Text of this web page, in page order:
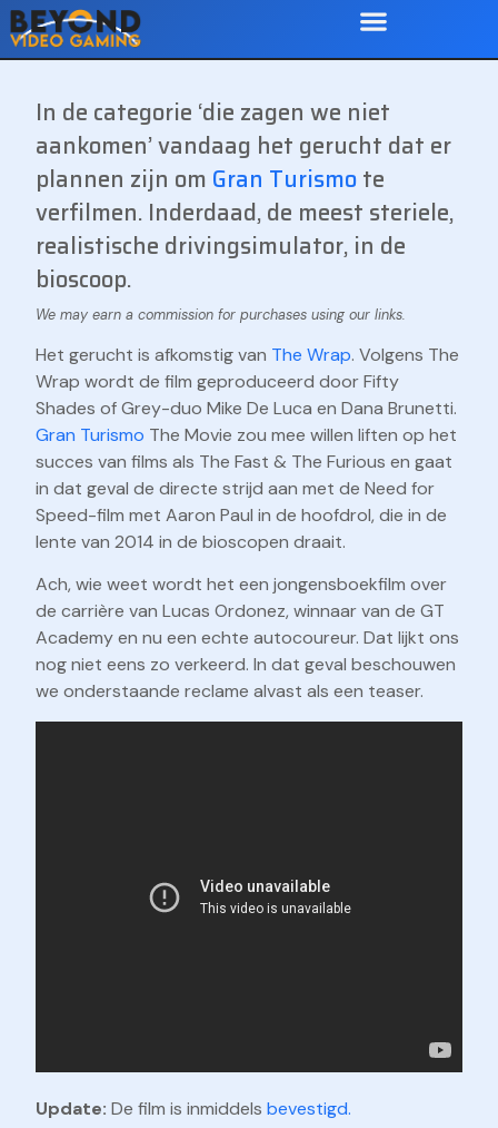
In de categorie ‘die zagen we niet
aankomen’ vandaag het gerucht dat er
plannen zijn om Gran Turismote
verfilmen. Inderdaad, de meest steriele,
realistische drivingsimulator, in de
bioscoop.
Het gerucht is afkomstig van The Wrap. Volgens The
Wrap wordt de film geproduceerd door Fifty
Shades of Grey-duo Mike De Luca en Dana Brunetti.
Gran Turismo The Movie zou mee willen liften op het
succes van films als The Fast & The Furious en gaat
in dat geval de directe strijd aan met de Need for
Speed-film met Aaron Paul in de hoofdrol, die in de
lente van 2014 in de bioscopen draait.
Ach, wie weet wordt het een jongensboekfilm over
de carrière van Lucas Ordonez, winnaar van de GT
Academy en nu een echte autocoureur. Dat lijkt ons
nog niet eens zo verkeerd. In dat geval beschouwen
we onderstaande reclame alvast als een teaser.
Update: De film is inmiddels bevestigd.